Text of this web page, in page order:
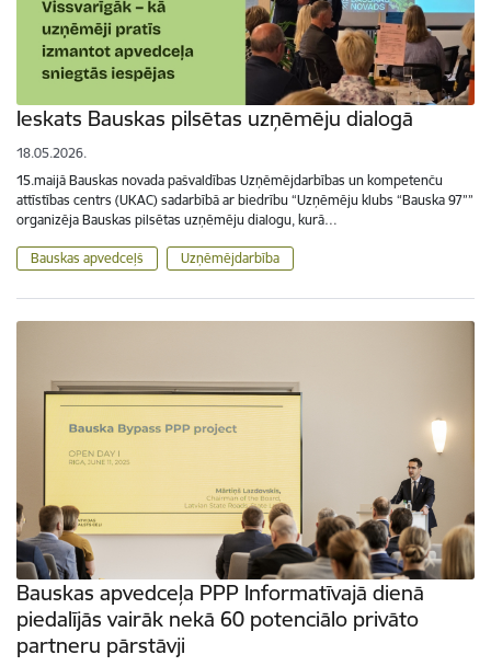
Ieskats Bauskas pilsētas uzņēmēju dialogā
18.05.2026.
15.maijā Bauskas novada pašvaldības Uzņēmējdarbības un kompetenču
attīstības centrs (UKAC) sadarbībā ar biedrību “Uzņēmēju klubs “Bauska 97””
organizēja Bauskas pilsētas uzņēmēju dialogu, kurā…
Bauskas apvedceļš Uzņēmējdarbība
Bauskas apvedceļa PPP Informatīvajā dienā
piedalījās vairāk nekā 60 potenciālo privāto
partneru pārstāvji